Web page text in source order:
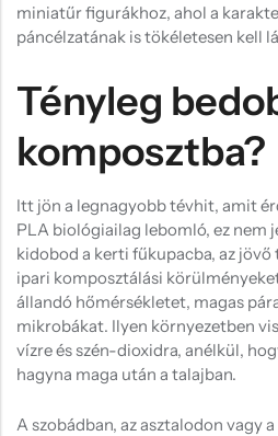
miniatűr figurákhoz, ahol a
páncélzatának is tökéletesen kell
Tényleg
komposztba?
Itt jön a legnagyobb tévhit, amit
PLA biológiailag lebomló, ez nem
kidobod a kerti fűkupacba, az
ipari komposztálási
állandó hőmérsékletet, magas
mikrobákat. Ilyen környezetben
vízre és szén-dioxidra, anélkül,
hagyna maga után a talajban.
A szobádban, az asztalodon vagy